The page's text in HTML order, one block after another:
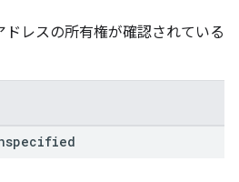
レスの所有権が確認されている